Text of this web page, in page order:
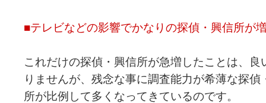
■テレビなどの影響でかなりの探偵・興信所が
これだけの探偵・興信所が急増したことは、
りませんが、残念な事に調査能力が希薄な探
所が比例して多くなってきているのです。